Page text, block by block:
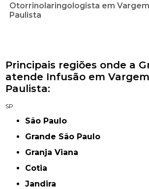
Otorrinolaringologista em
Paulista
Principais regiões onde a
atende Infusão em
Paulista:
SP
São Paulo
Grande São Paulo
Granja Viana
Cotia
Jandira